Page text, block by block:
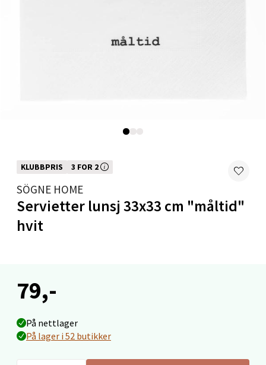
KLUBBPRIS 3 FOR 2
Denne varen inngår i vår 3 for 2 kampanje. Vi spanderer den rimeligste
SÖGNE HOME
Servietter lunsj 33x33 cm "måltid"
hvit
79,-
På nettlager
På lager i 52 butikker
Langelandsvegen 25, 6010 Ålesund
Åpent i dag 10-20